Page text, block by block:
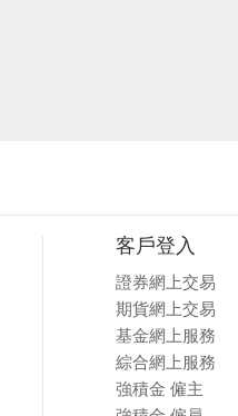
客戶登入
證券網上交易
期貨網上交易
基金網上服務
綜合網上服務
強積金 僱主